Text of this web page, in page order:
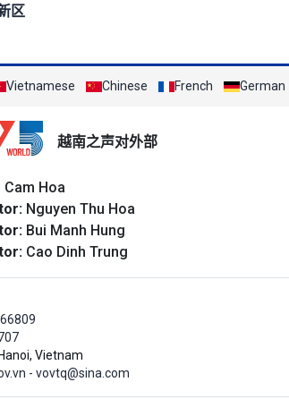
区
Vietnamese Chinese French German
越南之声对外部
Cam Hoa
Nguyen Thu Hoa
Bui Manh Hung
Cao Dinh Trung
Vietnam
- vovtq@sina.com